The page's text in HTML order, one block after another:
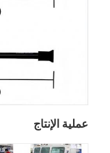
عملية الإنتاج